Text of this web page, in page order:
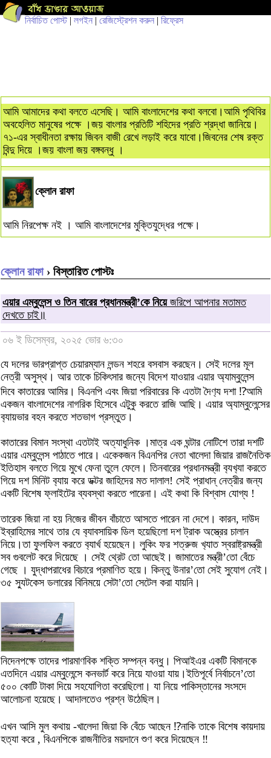
নির্বাচিত পোস্ট| লগইন | রেজিস্ট্রেশন করুন | রিফ্রেস
আমি আমাদের কথা বলতে এসেছি। আমি বাংলাদেশের কথা বলবো।আমি পৃথিবির
অবহেলিত মানুষের পক্ষে ।জয় বাংলার প্রতিটি শহিদের প্রতি শ্রদ্ধা জানিয়ে।
৭১-এর স্বাধীনতা রক্ষায় জিবন বাজী রেখে লড়াই করে যাবো।জিবনের শেষ রক্ত
বিন্দু দিয়ে ।জয় বাংলা জয় বঙ্গবন্ধু ।
ক্লোন রাফা
আমি নিরপেক্ষ নই । আমি বাংলাদেশের মুক্তিযুদ্ধের পক্ষে।
ক্লোন রাফা› বিস্তারিত পোস্টঃ
এয়ার এম্বুলেন্স ও তিন বারের প্রধানমন্ত্রী’কে নিয়েজরিপে আপনার মতামত
দেখতে চাই॥
০৬ ই ডিসেম্বর, ২০২৫ ভোর ৬:৩০
যে দলের ভারপ্রাপ্ত চেয়ারম্যান লন্ডন শহরে বসবাস করছেন। সেই দলের মূল
নেত্রী অসুস্থ। আর তাকে চিকিৎসার জন্যে বিদেশ যাওয়ার এয়ার অ্যাম্বুলেন্স
দিবে কাতারের আমির। বিএনপি এবং জিয়া পরিবারের কি এতটা দৈণ‍্য দশা ⁉️আমি
একজন বাংলাদেশের নাগরিক হিসেবে এটুকু করতে রাজি আছি। এয়ার অ্যাম্বুলেন্সের
ব‍্যায়ভার বহন করতে শতভাগ প্রস্তুত।
কাতারের বিমান সংস্থা এতটাই অত্যাধুনিক ।মাত্র এক ঘন্টার নোটিশে তারা দশটি
এয়ার এম্বুলেন্স পাঠাতে পারে। একেকজন বিএনপির নেতা খালেদা জিয়ার রাজনৈতিক
ইতিহাস বলতে গিয়ে মুখে ফেনা তুলে ফেলে। তিনবারের প্রধানমন্ত্রী ব‍্যখ‍্যা করতে
গিয়ে দশ মিনিট ব‍্যায় করে ডক্টর জাহিদের মত দালাল! সেই প্রাধান্ নেত্রীর জন্য
একটি বিশেষ ফ্লাইটের ব্যবস্থা করতে পারেনা। এই কথা কি বিশ্বাস যোগ্য !
তারেক জিয়া না হয় নিজের জীবন বাঁচাতে আসতে পারেন না দেশে। কারন, দাউদ
ইব্রাহিমের সাথে তার যে ব‍্যাবসায়িক ডিল হয়েছিলো দশ ট্রাক অস্ত্রের চালান
নিয়ে।তা ফুলফিল করতে ব‍্যার্খ হয়েছেন। লুকিং ফর শত্রুজ খ‍্যাত স্বরাষ্ট্রমন্ত্রী
সব গুবলেট করে দিয়েছে । সেই থ্রেট তো আছেই। জামাতের মন্ত্রী’তো বেঁচে
গেছে । যুদ্ধাপরাধের বিচারে প্রমাণিত হয়ে। কিন্তু উনার’তো সেই সুযোগ নেই।
৩৫ স‍্যুটকেস ডলারের বিনিময়ে সেটা’তো সেটেল করা যায়নি।
নিদেনপক্ষে তাদের পারমাণবিক শক্তি সম্পন্ন বন্ধু। পিআইএর একটি বিমানকে
এতদিনে এয়ার এম্বুলেন্সে কনভার্ট করে নিয়ে যাওয়া যায়।ইতিপূর্বে নির্বাচনে’তো
৫০০ কোটি টাকা দিয়ে সহযোগিতা করেছিলো। যা নিয়ে পাকিস্তানের সংসদে
আলোচনা হয়েছে। আদালতেও প্রশ্ন উঠেছিল।
এখন আসি মুল কথায় -খালেদা জিয়া কি বেঁচে আছেন ⁉️নাকি তাকে বিশেষ কায়দায়
হত্যা করে , বিএনপিকে রাজনীতির ময়দানে শুণ করে দিয়েছেন ‼️